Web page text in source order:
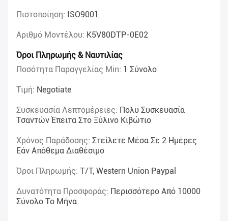
Πιστοποίηση: ISO9001
Αριθμό Μοντέλου: K5V80DTP-0E02
Όροι Πληρωμής & Ναυτιλίας
Ποσότητα Παραγγελίας Min: 1 Σύνολο
Τιμή: Negotiate
Συσκευασία Λεπτομέρειες: Πολυ Συσκευασία
Τσαντών Έπειτα Στο Ξύλινο Κιβώτιο
Χρόνος Παράδοσης: Στείλετε Μέσα Σε 2 Ημέρες
Εάν Απόθεμα Διαθέσιμο
Όροι Πληρωμής: T/T, Western Union Paypal
Δυνατότητα Προσφοράς: Περισσότερο Από 10000
Σύνολο Το Μήνα